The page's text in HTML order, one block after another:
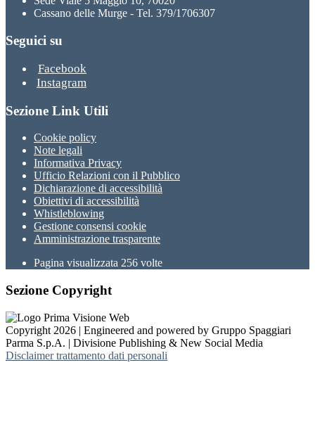
Cassano delle Murge - Tel. 379/1706307
Seguici su
Facebook
Instagram
Sezione Link Utili
Cookie policy
Note legali
Informativa Privacy
Ufficio Relazioni con il Pubblico
Dichiarazione di accessibilità
Obiettivi di accessibilità
Whistleblowing
Gestione consensi cookie
Amministrazione trasparente
Pagina visualizzata 256 volte
Sezione Copyright
Copyright 2026 | Engineered and powered by Gruppo Spaggiari
Parma S.p.A. | Divisione Publishing & New Social Media
Disclaimer trattamento dati personali